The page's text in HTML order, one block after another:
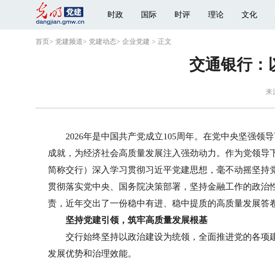
时政 国际 时评 理论 文化
首页 > 党建频道> 党建动态> 企业党建 > 正文
交通银行：
来
2026年是中国共产党成立105周年。在党中央坚强领
成就，为经济社会高质量发展注入强劲动力。作为党领
简称交行）深入学习贯彻习近平党建思想，毫不动摇坚
贯彻落实党中央、国务院决策部署，坚持金融工作的政
责，近年交出了一份稳中有进、稳中提质的高质量发展答
坚持党建引领，筑牢高质量发展根基
交行始终坚持以政治建设为统领，全面推进党的各项
发展优势和治理效能。